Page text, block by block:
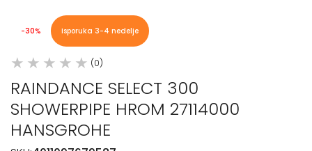
-30% Isporuka 3-4 nedelje
(0)
RAINDANCE SELECT 300
SHOWERPIPE HROM 27114000
HANSGROHE